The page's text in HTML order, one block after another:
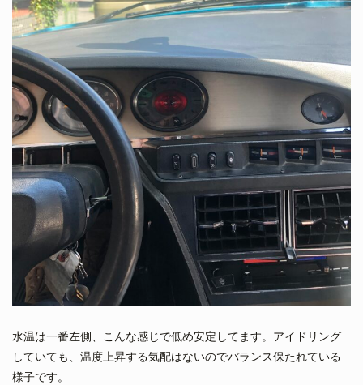
水温は一番左側、こんな感じで低め安定してます。アイドリング
していても、温度上昇する気配はないのでバランス保たれている
様子です。